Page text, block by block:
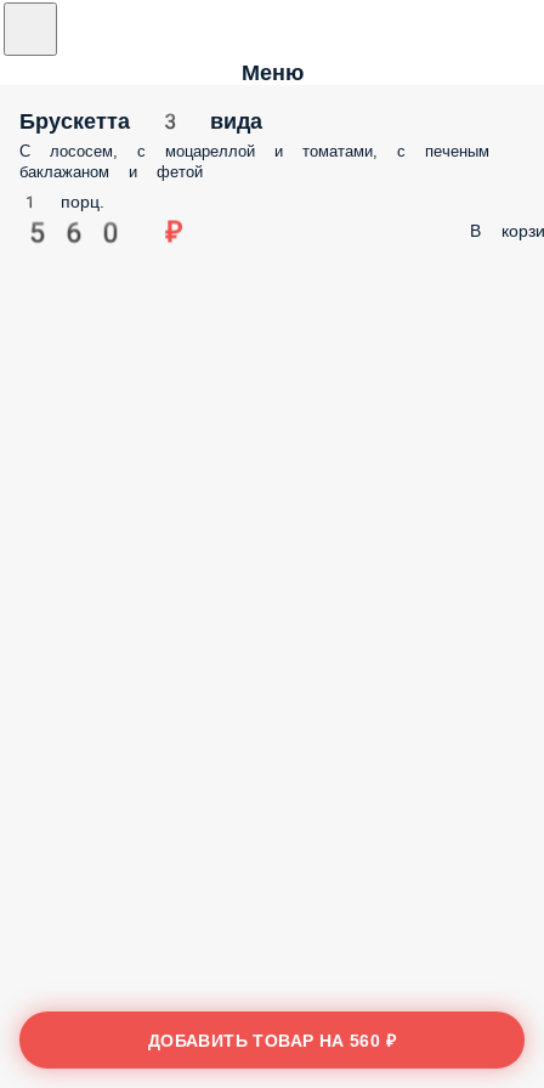
Меню
Брускетта 3 вида
С лососем, с моцареллой и томатами, с печеным
баклажаном и фетой
1 порц.
560 ₽ В
ДОБАВИТЬ ТОВАР НА560 ₽